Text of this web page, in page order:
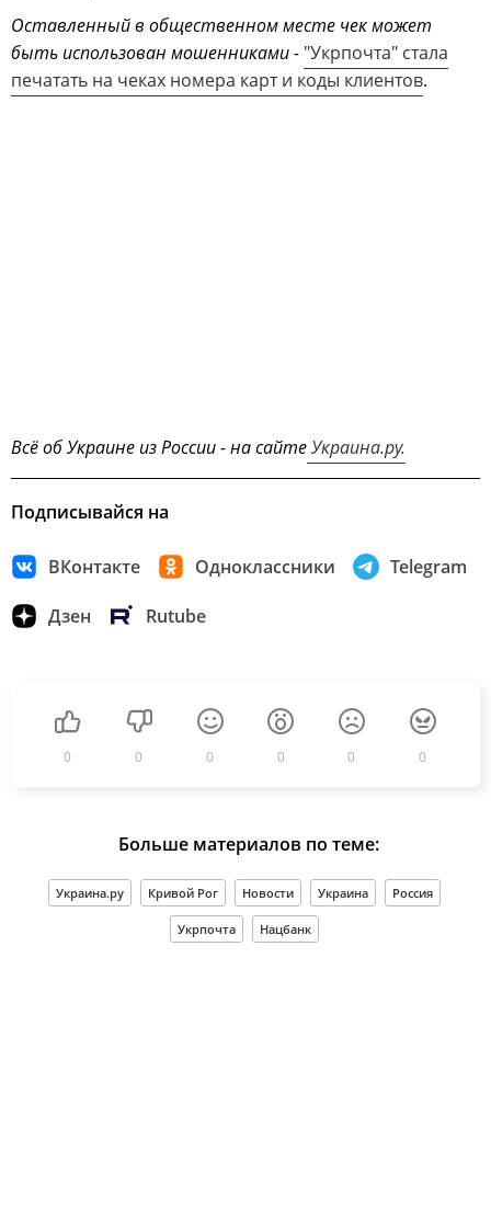
Оставленный в общественном месте чек может
быть использован мошенниками - "Укрпочта" стала
печатать на чеках номера карт и коды клиентов.
Всё об Украине из России - на сайтеУкраина.ру.
Подписывайся на
ВКонтакте Одноклассники Telegram
Дзен Rutube
0 0 0 0 0 0
Больше материалов по теме:
Украина.ру Кривой Рог Новости Украина Россия
Укрпочта Нацбанк